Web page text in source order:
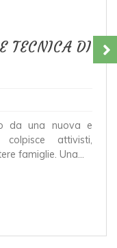
TECNICA DI
da una nuova e
attivisti,
famiglie. Una...